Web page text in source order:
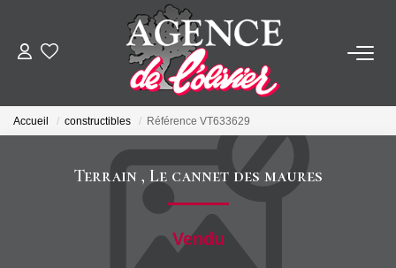
ACHETER
LOUER
ESTIMER
FAIRE GÉRER
Accueil constructibles Référence VT633629
Terrain , Le cannet des maures
Vendu